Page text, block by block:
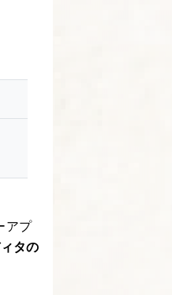
アプ
タの